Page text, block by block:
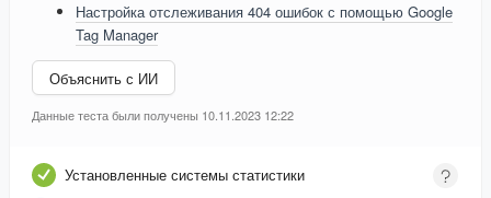
Настройка отслеживания 404 ошибок с помощью Google
Tag Manager
Объяснить с ИИ
Данные теста были получены 10.11.2023 12:22
Установленные системы статистики